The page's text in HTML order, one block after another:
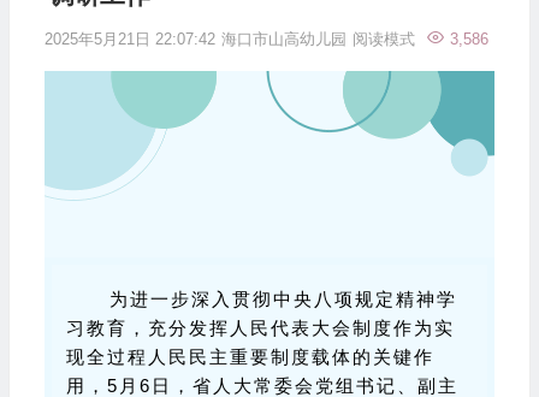
2025年5月21日 22:07:42 海口市山高幼儿园 3,586
阅读模式
为进一步深入贯彻中央八项规定精神学
习教育，充分发挥人民代表大会制度作为实
现全过程人民民主重要制度载体的关键作
用，5月6日，省人大常委会党组书记、副主